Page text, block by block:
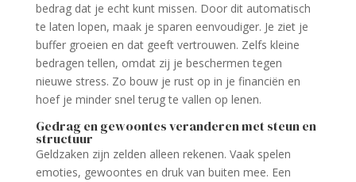
bedrag dat je echt kunt missen. Door dit automatisch
te laten lopen, maak je sparen eenvoudiger. Je ziet je
buffer groeien en dat geeft vertrouwen. Zelfs kleine
bedragen tellen, omdat zij je beschermen tegen
nieuwe stress. Zo bouw je rust op in je financiën en
hoef je minder snel terug te vallen op lenen.
Gedrag en gewoontes veranderen met steun en
structuur
Geldzaken zijn zelden alleen rekenen. Vaak spelen
emoties, gewoontes en druk van buiten mee. Een